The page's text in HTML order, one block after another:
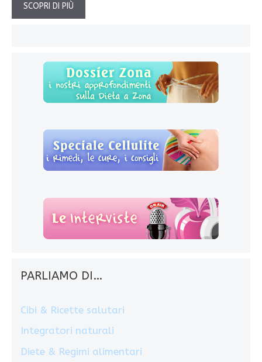
SCOPRI DI PIÙ
PARLIAMO DI…
Cibi & Ricette salutari
Integratori naturali
Diete & Regimi alimentari